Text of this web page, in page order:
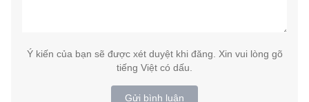
Ý kiến của bạn sẽ được xét duyệt khi đăng. Xin vui lòng gõ
tiếng Việt có dấu.
Gửi bình luận